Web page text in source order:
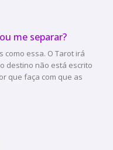
me separar?
como essa. O Tarot irá
destino não está escrito
que faça com que as